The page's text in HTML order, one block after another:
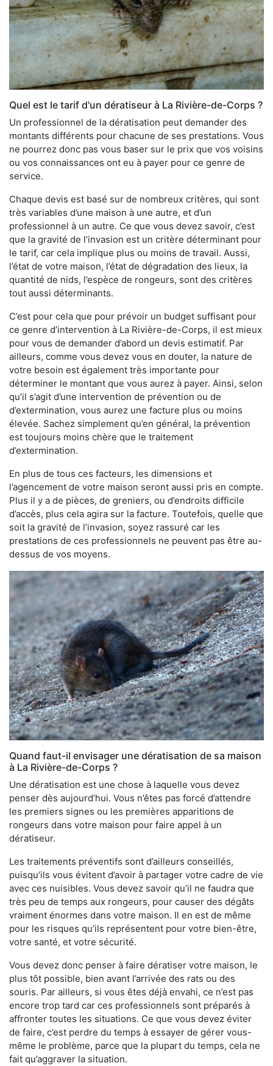
Quel est le tarif d'un dératiseur à La Rivière-de-Corps ?
Un professionnel de la dératisation peut demander des
montants différents pour chacune de ses prestations. Vous
ne pourrez donc pas vous baser sur le prix que vos voisins
ou vos connaissances ont eu à payer pour ce genre de
service.
Chaque devis est basé sur de nombreux critères, qui sont
très variables d’une maison à une autre, et d’un
professionnel à un autre. Ce que vous devez savoir, c’est
que la gravité de l’invasion est un critère déterminant pour
le tarif, car cela implique plus ou moins de travail. Aussi,
l’état de votre maison, l’état de dégradation des lieux, la
quantité de nids, l’espèce de rongeurs, sont des critères
tout aussi déterminants.
C’est pour cela que pour prévoir un budget suffisant pour
ce genre d’intervention à La Rivière-de-Corps, il est mieux
pour vous de demander d’abord un devis estimatif. Par
ailleurs, comme vous devez vous en douter, la nature de
votre besoin est également très importante pour
déterminer le montant que vous aurez à payer. Ainsi, selon
qu’il s’agit d’une intervention de prévention ou de
d’extermination, vous aurez une facture plus ou moins
élevée. Sachez simplement qu’en général, la prévention
est toujours moins chère que le traitement
d’extermination.
En plus de tous ces facteurs, les dimensions et
l’agencement de votre maison seront aussi pris en compte.
Plus il y a de pièces, de greniers, ou d’endroits difficile
d’accès, plus cela agira sur la facture. Toutefois, quelle que
soit la gravité de l’invasion, soyez rassuré car les
prestations de ces professionnels ne peuvent pas être au-
dessus de vos moyens.
Quand faut-il envisager une dératisation de sa maison
à La Rivière-de-Corps ?
Une dératisation est une chose à laquelle vous devez
penser dès aujourd’hui. Vous n’êtes pas forcé d’attendre
les premiers signes ou les premières apparitions de
rongeurs dans votre maison pour faire appel à un
dératiseur.
Les traitements préventifs sont d’ailleurs conseillés,
puisqu’ils vous évitent d’avoir à partager votre cadre de vie
avec ces nuisibles. Vous devez savoir qu’il ne faudra que
très peu de temps aux rongeurs, pour causer des dégâts
vraiment énormes dans votre maison. Il en est de même
pour les risques qu’ils représentent pour votre bien-être,
votre santé, et votre sécurité.
Vous devez donc penser à faire dératiser votre maison, le
plus tôt possible, bien avant l’arrivée des rats ou des
souris. Par ailleurs, si vous êtes déjà envahi, ce n’est pas
encore trop tard car ces professionnels sont préparés à
affronter toutes les situations. Ce que vous devez éviter
de faire, c’est perdre du temps à essayer de gérer vous-
même le problème, parce que la plupart du temps, cela ne
fait qu’aggraver la situation.